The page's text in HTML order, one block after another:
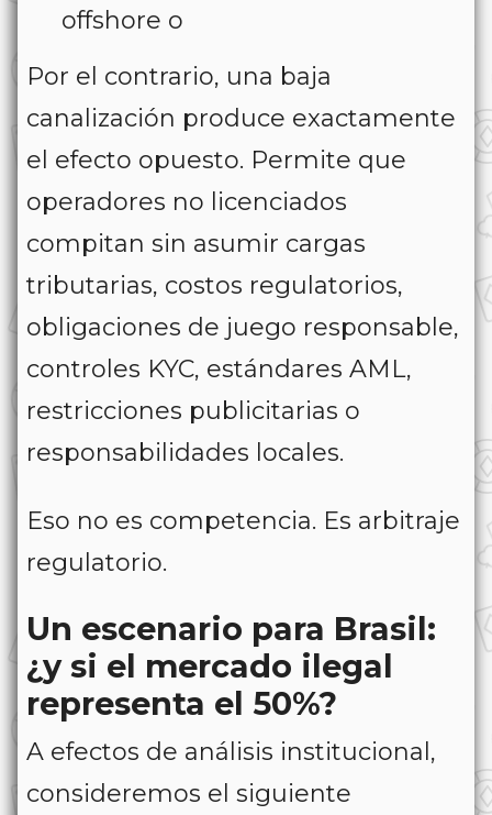
offshore o
Por el contrario, una baja
canalización produce exactamente
el efecto opuesto. Permite que
operadores no licenciados
compitan sin asumir cargas
tributarias, costos regulatorios,
obligaciones de juego responsable,
controles KYC, estándares AML,
restricciones publicitarias o
responsabilidades locales.
Eso no es competencia. Es arbitraje
regulatorio.
Un escenario para Brasil:
¿y si el mercado ilegal
representa el 50%?
A efectos de análisis institucional,
consideremos el siguiente